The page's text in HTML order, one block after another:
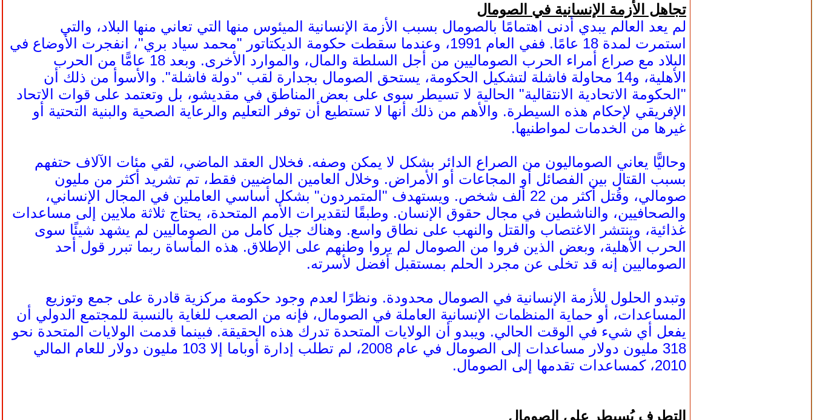
تجاهل الأزمة الإنسانية في الصومال
لم يعد العالم يبدي أدنى اهتمامًا بالصومال بسبب الأزمة الإنسانية الميئوس منها التي تعاني منها البلاد، والتي
استمرت لمدة 18 عامًا. ففي العام 1991، وعندما سقطت حكومة الديكتاتور "محمد سياد بري"، انفجرت الأوضاع في
البلاد مع صراع أمراء الحرب الصوماليين من أجل السلطة والمال، والموارد الأخرى. وبعد 18 عامًّا من الحرب
الأهلية، و14 محاولة فاشلة لتشكيل الحكومة، يستحق الصومال بجدارة لقب "دولة فاشلة". والأسوأ من ذلك أن
"الحكومة الاتحادية الانتقالية" الحالية لا تسيطر سوى على بعض المناطق في مقديشو، بل وتعتمد على قوات الاتحاد
الإفريقي لإحكام هذه السيطرة. والأهم من ذلك أنها لا تستطيع أن توفر التعليم والرعاية الصحية والبنية التحتية أو
غيرها من الخدمات لمواطنيها.
وحاليًّا يعاني الصوماليون من الصراع الدائر بشكل لا يمكن وصفه. فخلال العقد الماضي، لقي مئات الآلاف حتفهم
بسبب القتال بين الفصائل أو المجاعات أو الأمراض. وخلال العامين الماضيين فقط، تم تشريد أكثر من مليون
صومالي، وقُتل أكثر من 22 ألف شخص. ويستهدف "المتمردون" بشكل أساسي العاملين في المجال الإنساني،
والصحافيين، والناشطين في مجال حقوق الإنسان. وطبقًا لتقديرات الأمم المتحدة، يحتاج ثلاثة ملايين إلى مساعدات
غذائية، وينتشر الاغتصاب والقتل والنهب على نطاق واسع. وهناك جيل كامل من الصوماليين لم يشهد شيئًا سوى
الحرب الأهلية، وبعض الذين فروا من الصومال لم يروا وطنهم على الإطلاق. هذه المأساة ربما تبرر قول أحد
الصوماليين إنه قد تخلى عن مجرد الحلم بمستقبل أفضل لأسرته.
وتبدو الحلول للأزمة الإنسانية في الصومال محدودة. ونظرًا لعدم وجود حكومة مركزية قادرة على جمع وتوزيع
المساعدات، أو حماية المنظمات الإنسانية العاملة في الصومال، فإنه من الصعب للغاية بالنسبة للمجتمع الدولي أن
يفعل أي شيء في الوقت الحالي. ويبدو أن الولايات المتحدة تدرك هذه الحقيقة. فبينما قدمت الولايات المتحدة نحو
318 مليون دولار مساعدات إلى الصومال في عام 2008، لم تطلب إدارة أوباما إلا 103 مليون دولار للعام المالي
2010، كمساعدات تقدمها إلى الصومال.
التطرف يُسيطر على الصومال